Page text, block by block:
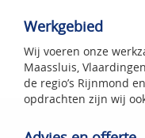
Werkgebied
Wij voeren onze
Maassluis,
de regio’s Rijnmond
opdrachten zijn wij